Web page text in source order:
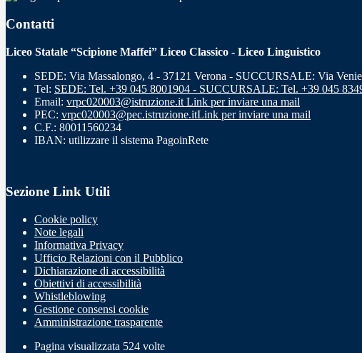
Contatti
Liceo Statale “Scipione Maffei” Liceo Classico - Liceo Linguistico
SEDE: Via Massalongo, 4 - 37121 Verona - SUCCURSALE: Via
Tel: SEDE: Tel. +39 045 8001904 - SUCCURSALE: Tel. +39 045
Email: vrpc020003@istruzione.it Link per inviare una mail
PEC: vrpc020003@pec.istruzione.itLink per inviare una mail
C.F.: 80011560234
IBAN: utilizzare il sistema PagoinRete
Sezione Link Utili
Cookie policy
Note legali
Informativa Privacy
Ufficio Relazioni con il Pubblico
Dichiarazione di accessibilità
Obiettivi di accessibilità
Whistleblowing
Gestione consensi cookie
Amministrazione trasparente
Pagina visualizzata 524 volte